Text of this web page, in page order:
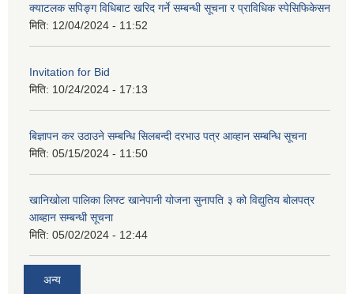
क्याटलक सपिङ्ग विधिबाट खरिद गर्ने सम्बन्धी सूचना र प्राविधिक स्पेसिफिकेसन
मिति: 12/04/2024 - 11:52
Invitation for Bid
मिति: 10/24/2024 - 17:13
बिज्ञापन कर उठाउने सम्बन्धि सिलबन्दी दरभाउ पत्र आव्हान सम्बन्धि सूचना
मिति: 05/15/2024 - 11:50
खानिखोला पालिका लिफ्ट खानेपानी योजना सुनापति ३ को विद्युतिय बोलपत्र
आब्हान सम्बन्धी सूचना
मिति: 05/02/2024 - 12:44
अन्य